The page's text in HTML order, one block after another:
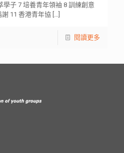
學子 7 培養青年領袖 8 訓練創意
11 香港青年協[…]
閱讀更多